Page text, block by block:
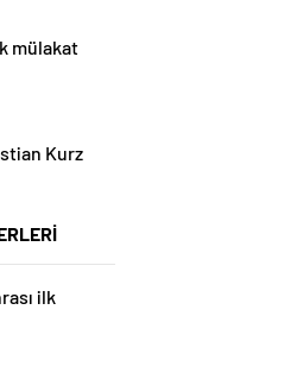
mülakat
Kurz
ilk